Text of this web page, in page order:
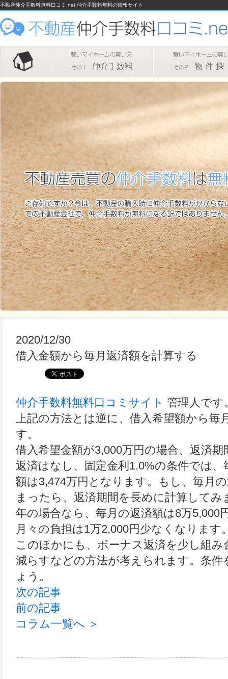
不動産仲介手数料無料口コミ.net 仲介手数料無料の情報サイト
2020/12/30
借入金額から毎月返済額を計算する
仲介手数料無料口コミサイト 管理人です
上記の方法とは逆に、借入希望額から毎
す。
借入希望金額が3,000万円の場合、返済
返済はなし、固定金利1.0%の条件では
額は3,474万円となります。もし、毎月
まったら、返済期間を長めに計算して
年の場合なら、毎月の返済額は8万5,000
月々の負担は1万2,000円少なくなります
このほかにも、ボーナス返済を少し組
減らすなどの方法が考えられます。条
ょう。
次の記事
前の記事
コラム一覧へ ＞